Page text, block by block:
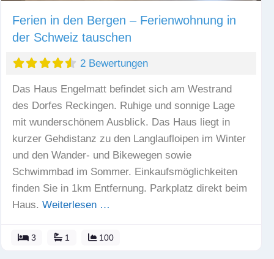
Ferien in den Bergen – Ferienwohnung in
der Schweiz tauschen
2 Bewertungen
Das Haus Engelmatt befindet sich am Westrand
des Dorfes Reckingen. Ruhige und sonnige Lage
mit wunderschönem Ausblick. Das Haus liegt in
kurzer Gehdistanz zu den Langlaufloipen im Winter
und den Wander- und Bikewegen sowie
Schwimmbad im Sommer. Einkaufsmöglichkeiten
finden Sie in 1km Entfernung. Parkplatz direkt beim
Haus. Weiterlesen …
3 1 100